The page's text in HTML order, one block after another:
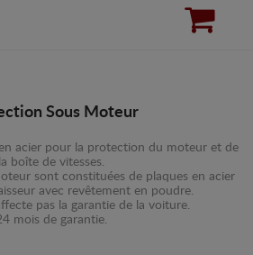
Sous Moteur
acier pour la protection du moteur et de
la boîte de vitesses.
sont constituées de plaques en acier
avec revêtement en poudre.
pas la garantie de la voiture.
mois de garantie.